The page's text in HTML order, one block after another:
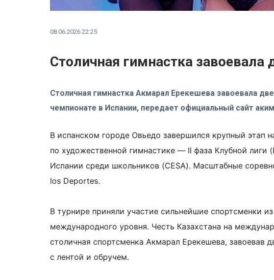
08.06.2026 22:25
Столичная гимнастка
Столичная гимнастка Акмарал Ерекешева завоевала
чемпионате в Испании, передает официальный сайт
В испанском городе Овьедо завершился крупный этап
по художественной гимнастике — II фаза Клубной лиги
Испании среди школьников (CESA). Масштабные
los Deportes.
В турнире приняли участие сильнейшие спортсменки
международного уровня. Честь Казахстана на
столичная спортсменка Акмарал Ерекешева, завоевав
с лентой и обручем.